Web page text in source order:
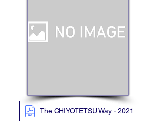
The CHIYOTETSU Way - 2021